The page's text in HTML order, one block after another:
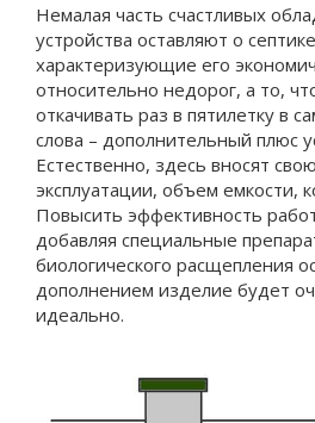
Немалая часть счастливых
устройства оставляют о
характеризующие его
относительно недорог, а то,
откачивать раз в пятилетку в
слова – дополнительный плюс
Естественно, здесь вносят
эксплуатации, объем емкости,
Повысить эффективность
добавляя специальные
биологического расщепления
дополнением изделие будет
идеально.